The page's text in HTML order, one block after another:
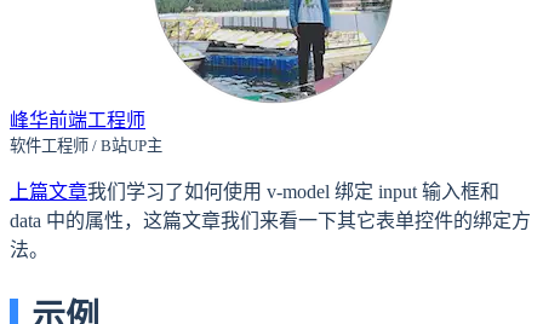
峰华前端工程师
软件工程师 / B站UP主
上篇文章我们学习了如何使用 v-model 绑定 input 输入框和
data 中的属性，这篇文章我们来看一下其它表单控件的绑定方
法。